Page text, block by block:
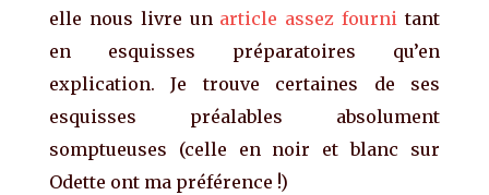
elle nous livre un article assez fourni tant
en esquisses préparatoires qu’en
explication. Je trouve certaines de ses
esquisses préalables absolument
somptueuses (celle en noir et blanc sur
Odette ont ma préférence !)